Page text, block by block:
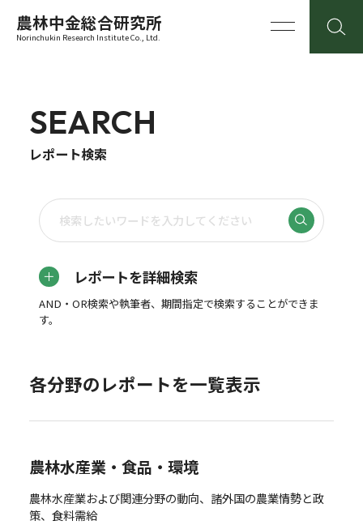
農林中金総合研究所
Norinchukin Research Institute Co., Ltd.
SEARCH
レポート検索
レポートを詳細検索
AND・OR検索や執筆者、期間指定で検索することができま
す。
各分野のレポートを一覧表示
農林水産業・食品・環境
農林水産業および関連分野の動向、諸外国の農業情勢と政
策、食料需給